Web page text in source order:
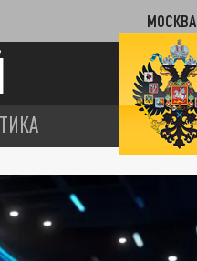
МОСКВА